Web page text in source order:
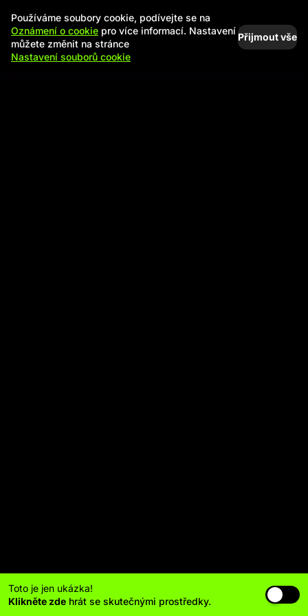
Toto je jen ukázka!
Klikněte zde hrát se skutečnými prostředky.
Používáme soubory cookie, podívejte se na
Oznámení o cookie pro více informací. Nastavení
můžete změnit na stránce
Nastavení souborů cookie
Přijmout vše